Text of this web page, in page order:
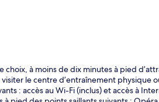
à moins de dix minutes à pied
le centre d’entraînement physique
: accès au Wi-Fi (inclus) et accès à